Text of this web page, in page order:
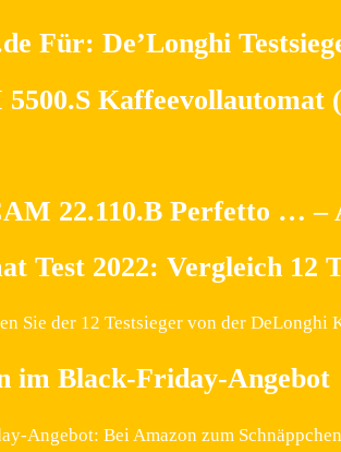
Für: De’Longhi
5500.S
22.110.B Perfetto … –
Test 2022: Vergleich 12
Sie der 12 Testsieger von der DeLonghi
im Black-Friday-Angebot
Angebot: Bei Amazon zum